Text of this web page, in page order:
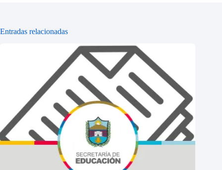
Entradas relacionadas